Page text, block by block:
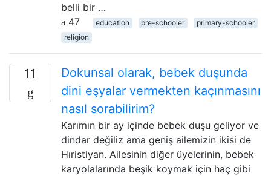
belli bir …
47
education pre-schooler
primary-schooler
religion
11
Dokunsal olarak, bebek duşunda
dini eşyalar vermekten kaçınmasını
nasıl sorabilirim?
Karımın bir ay içinde bebek duşu geliyor ve
dindar değiliz ama geniş ailemizin ikisi de
Hıristiyan. Ailesinin diğer üyelerinin, bebek
karyolalarında beşik koymak için haç gibi